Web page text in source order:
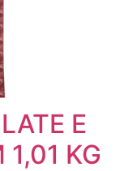
E
1,01 KG